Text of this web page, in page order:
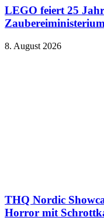
LEGO feiert 25
Zaubereiministerium
8. August 2026
THQ Nordic
Horror mit